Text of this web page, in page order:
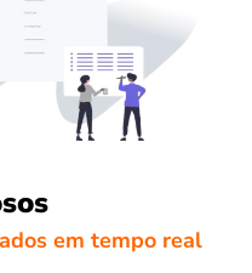
em tempo real